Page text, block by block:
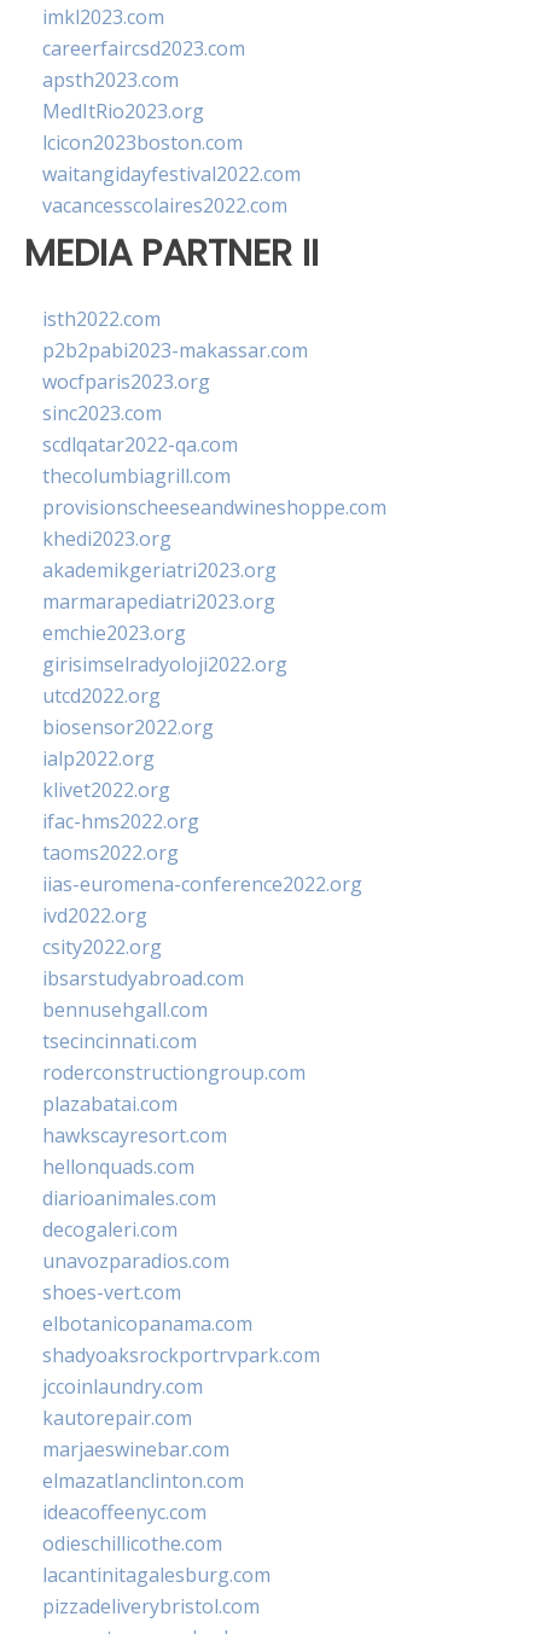
imkl2023.com
careerfaircsd2023.com
apsth2023.com
MedItRio2023.org
lcicon2023boston.com
waitangidayfestival2022.com
vacancesscolaires2022.com
MEDIA PARTNER II
isth2022.com
p2b2pabi2023-makassar.com
wocfparis2023.org
sinc2023.com
scdlqatar2022-qa.com
thecolumbiagrill.com
provisionscheeseandwineshoppe.com
khedi2023.org
akademikgeriatri2023.org
marmarapediatri2023.org
emchie2023.org
girisimselradyoloji2022.org
utcd2022.org
biosensor2022.org
ialp2022.org
klivet2022.org
ifac-hms2022.org
taoms2022.org
iias-euromena-conference2022.org
ivd2022.org
csity2022.org
ibsarstudyabroad.com
bennusehgall.com
tsecincinnati.com
roderconstructiongroup.com
plazabatai.com
hawkscayresort.com
hellonquads.com
diarioanimales.com
decogaleri.com
unavozparadios.com
shoes-vert.com
elbotanicopanama.com
shadyoaksrockportrvpark.com
jccoinlaundry.com
kautorepair.com
marjaeswinebar.com
elmazatlanclinton.com
ideacoffeenyc.com
odieschillicothe.com
lacantinitagalesburg.com
pizzadeliverybristol.com